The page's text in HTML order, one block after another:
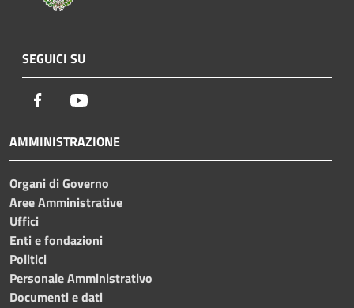
SEGUICI SU
Facebook
AMMINISTRAZIONE
Organi di Governo
Aree Amministrative
Uffici
Enti e fondazioni
Politici
Personale Amministrativo
Documenti e dati